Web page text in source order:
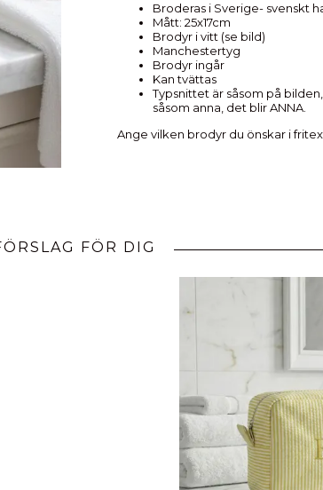
Broderas i Sverige- svenskt
Mått: 25x17cm
Brodyr i vitt (se bild)
Manchestertyg
Brodyr ingår
Kan tvättas
Typsnittet är såsom på
såsom anna, det blir ANNA.
Ange vilken brodyr du önskar i
FÖR DIG